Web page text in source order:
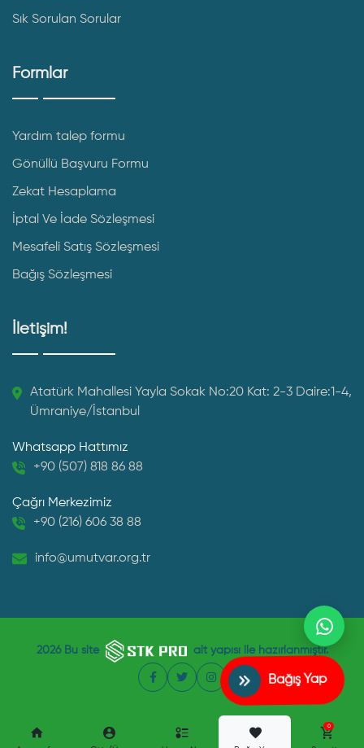
0
Sık Sorulan Sorular
Formlar
Yardım talep formu
Gönüllü Başvuru Formu
Zekat Hesaplama
İptal Ve İade Sözleşmesi
Mesafeli Satış Sözleşmesi
Bağış Sözleşmesi
İletişim!
Atatürk Mahallesi Yayla Sokak No:20 Kat: 2-3 Daire:1-4,
Ümraniye/İstanbul
Whatsapp Hattımız
+90 (507) 818 86 88
Çağrı Merkezimiz
+90 (216) 606 38 88
info@umutvar.org.tr
2026Bu site alt yapısı ile hazırlanmıştır.
Facebook
TwitterInstagram Bağış Yap